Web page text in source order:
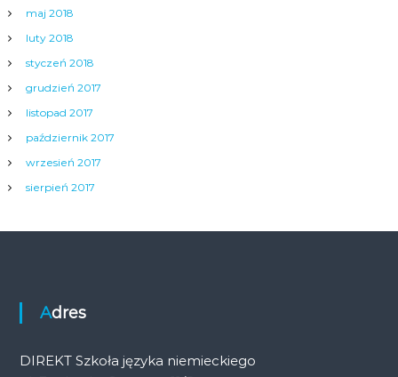
maj 2018
luty 2018
styczeń 2018
grudzień 2017
listopad 2017
październik 2017
wrzesień 2017
sierpień 2017
Adres
DIREKT Szkoła języka niemieckiego